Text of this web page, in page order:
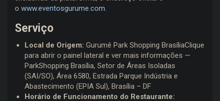
o www.eventosgurume.com.
Serviço
Local de Origem: Gurumê Park Shopping BrasíliaClique
para abrir o painel lateral e ver mais informações —
ParkShopping Brasília, Setor de Áreas Isoladas
(SAI/SO), Área 6580, Estrada Parque Indústria e
Abastecimento (EPIA Sul), Brasília – DF
Horário de Funcionamento do Restaurante: